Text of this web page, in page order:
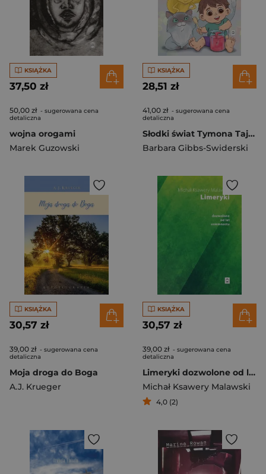
KSIĄŻKA
37,50 zł
50,00 zł - sugerowana cena
detaliczna
wojna orogami
Marek Guzowski
KSIĄŻKA
28,51 zł
41,00 zł - sugerowana cena
detaliczna
Słodki świat Tymona Tajny agent Słońca
Barbara Gibbs-Swiderski
KSIĄŻKA
30,57 zł
39,00 zł - sugerowana cena
detaliczna
Moja droga do Boga
A.J. Krueger
KSIĄŻKA
30,57 zł
39,00 zł - sugerowana cena
detaliczna
Limeryki dozwolone od lat osiemnastu
Michał Ksawery Malawski
4,0 (2)